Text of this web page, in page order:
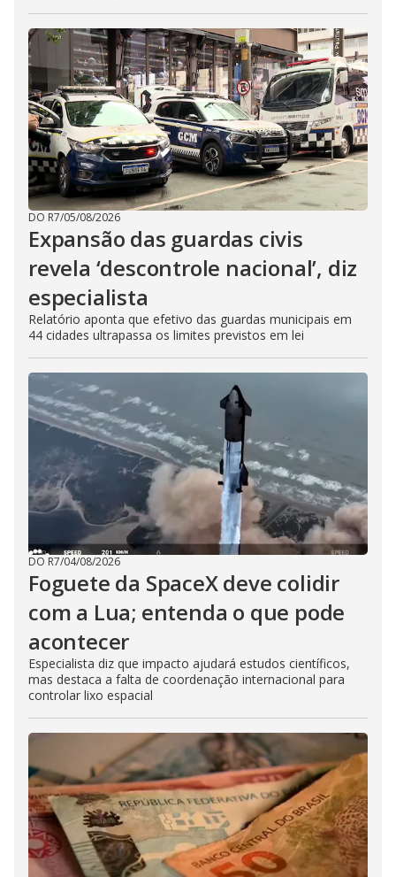
DO R7/05/08/2026
Expansão das guardas civis
revela ‘descontrole nacional’, diz
especialista
Relatório aponta que efetivo das guardas municipais em
44 cidades ultrapassa os limites previstos em lei
DO R7/04/08/2026
Foguete da SpaceX deve colidir
com a Lua; entenda o que pode
acontecer
Especialista diz que impacto ajudará estudos científicos,
mas destaca a falta de coordenação internacional para
controlar lixo espacial